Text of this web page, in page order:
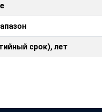
срок), лет